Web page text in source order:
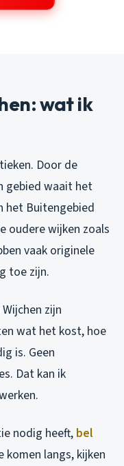
wat ik
Door de
gebied waait het
het Buitengebied
oudere wijken zoals
vaak originele
toe zijn.
zijn
wat het kost, hoe
is. Geen
Dat kan ik
nodig heeft, bel
komen langs, kijken